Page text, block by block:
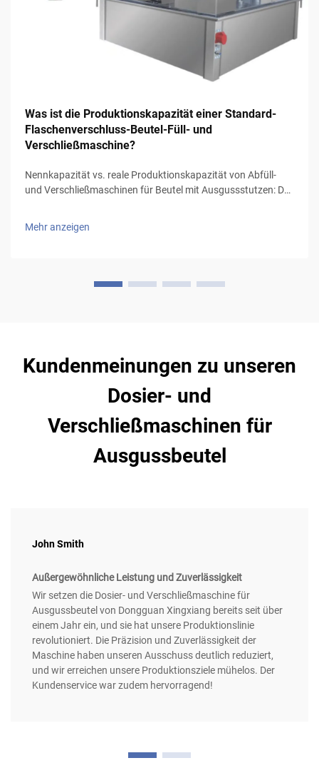
Was ist die Produktionskapazität einer Standard-
Flaschenverschluss-Beutel-Füll- und
Verschließmaschine?
Nennkapazität vs. reale Produktionskapazität von Abfüll-
und Verschließmaschinen für Beutel mit Ausgussstutzen: Der
nachhaltigen, in die Produktionslinie integrierten Leistung.
Die vom Hersteller angegebenen Geschwindigkeiten spiegeln
Mehr anzeigen
Kundenmeinungen zu unseren
Dosier- und
Verschließmaschinen für
Ausgussbeutel
John Smith
Außergewöhnliche Leistung und Zuverlässigkeit
Wir setzen die Dosier- und Verschließmaschine für
Ausgussbeutel von Dongguan Xingxiang bereits seit über
einem Jahr ein, und sie hat unsere Produktionslinie
revolutioniert. Die Präzision und Zuverlässigkeit der
Maschine haben unseren Ausschuss deutlich reduziert,
und wir erreichen unsere Produktionsziele mühelos. Der
Kundenservice war zudem hervorragend!